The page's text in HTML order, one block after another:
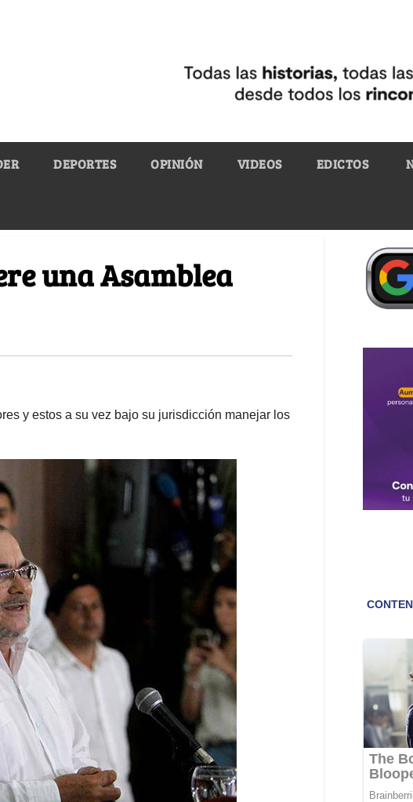
DEPORTES OPINIÓN VIDEOS EDICTOS
una Asamblea
y estos a su vez bajo su jurisdicción manejar los